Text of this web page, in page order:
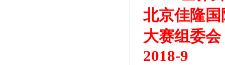
北京佳隆
大赛组委会
2018-9